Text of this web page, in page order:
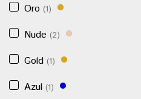
Oro (1)
Nude (2)
Gold (1)
Azul (1)